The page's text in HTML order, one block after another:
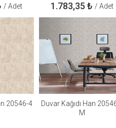
/ Adet 1.783,35 ₺ / Adet
20546-4
Duvar Kağıdı Han
M